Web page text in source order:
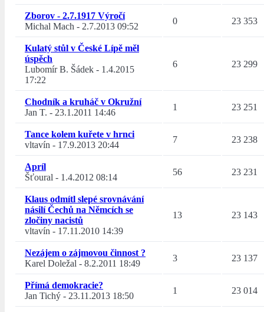
Zborov - 2.7.1917 Výročí
Michal Mach - 2.7.2013 09:52
0 23 353
Kulatý stůl v České Lípě měl
úspěch
Lubomír B. Šádek - 1.4.2015
17:22
6 23 299
Chodník a kruháč v Okružní
Jan T. - 23.1.2011 14:46
1 23 251
Tance kolem kuřete v hrnci
vltavín - 17.9.2013 20:44
7 23 238
Apríl
Šťoural - 1.4.2012 08:14
56 23 231
Klaus odmítl slepé srovnávání
násilí Čechů na Němcích se
zločiny nacistů
vltavín - 17.11.2010 14:39
13 23 143
Nezájem o zájmovou činnost ?
Karel Doležal - 8.2.2011 18:49
3 23 137
Přímá demokracie?
Jan Tichý - 23.11.2013 18:50
1 23 014